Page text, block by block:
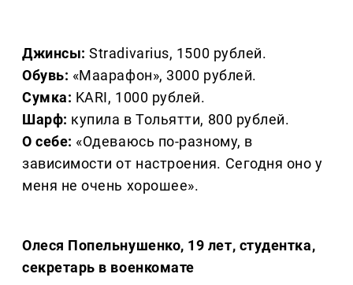
Джинсы: Stradivarius, 1500 рублей.
Обувь: «Маарафон», 3000 рублей.
Сумка: KARI, 1000 рублей.
Шарф: купила в Тольятти, 800 рублей.
О себе: «Одеваюсь по-разному, в
зависимости от настроения. Сегодня оно у
меня не очень хорошее».
Олеся Попельнушенко, 19 лет, студентка,
секретарь в военкомате